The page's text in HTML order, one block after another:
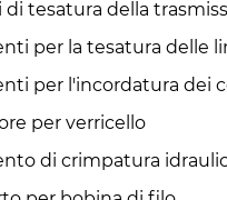
di tesatura della
per la tesatura delle
per l'incordatura dei
per verricello
di crimpatura